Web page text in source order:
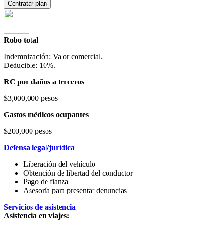
Contratar plan
Robo total
Indemnización: Valor comercial.
Deducible: 10%.
RC por daños a terceros
$3,000,000 pesos
Gastos médicos ocupantes
$200,000 pesos
Defensa legal/jurídica
Liberación del vehículo
Obtención de libertad del conductor
Pago de fianza
Asesoría para presentar denuncias
Servicios de asistencia
Asistencia en viajes: